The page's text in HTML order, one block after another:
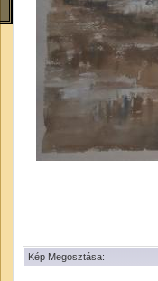
Kép Megosztása: